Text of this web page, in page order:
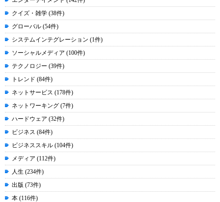
クイズ・雑学 (38件)
グローバル (54件)
システムインテグレーション (1件)
ソーシャルメディア (100件)
テクノロジー (39件)
トレンド (84件)
ネットサービス (178件)
ネットワーキング (7件)
ハードウェア (32件)
ビジネス (84件)
ビジネススキル (104件)
メディア (112件)
人生 (234件)
出版 (73件)
本 (116件)